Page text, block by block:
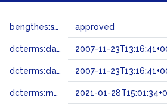
bengthes:status approved
dcterms:dateAccepted 2007-11-
dcterms:dateSubmitted 2007-11-
dcterms:modified 2021-01-